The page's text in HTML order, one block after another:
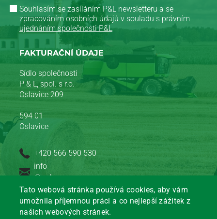
Souhlasím se zasíláním P&L newsletteru a se
zpracováním osobních údajů v souladu s právním
ujednáním společnosti P&L
FAKTURAČNÍ ÚDAJE
Sídlo společnosti
P & L, spol. s r.o.
Oslavice 209
594 01
Oslavice
+420 566 590 530
info
@pal.cz
IČO: 00351504
DIČ: CZ00351504
Tato webová stránka používá cookies, aby vám
umožnila příjemnou práci a co nejlepší zážitek z
našich webových stránek.